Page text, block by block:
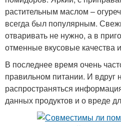
растительным маслом –
всегда был популярным.
отваривать не нужно, а в
отменные вкусовые качества
В последнее время очень
правильном питании. И вдруг
распространяться
данных продуктов и о вреде